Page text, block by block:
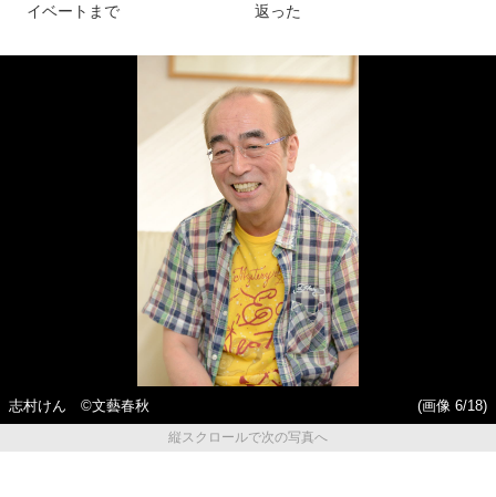
イベートまで
返った
志村けん ©︎文藝春秋
(画像 6/18)
縦スクロールで次の写真へ